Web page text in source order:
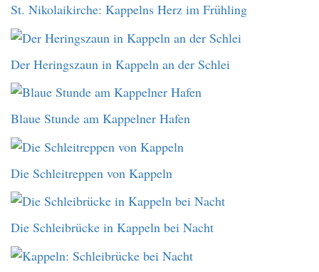
St. Nikolaikirche: Kappelns Herz im Frühling
Der Heringszaun in Kappeln an der Schlei
Blaue Stunde am Kappelner Hafen
Die Schleitreppen von Kappeln
Die Schleibrücke in Kappeln bei Nacht